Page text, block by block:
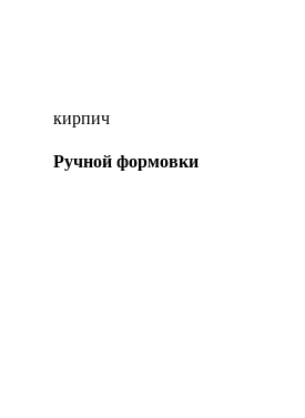
кирпич
Ручной формовки